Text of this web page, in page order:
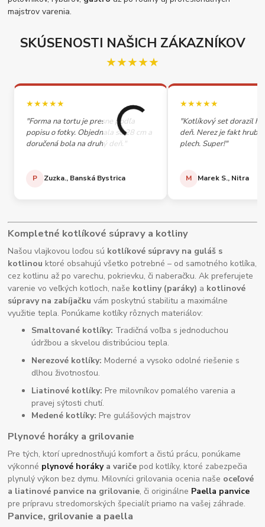
majstrov varenia.
SKÚSENOSTI NAŠICH ZÁKAZNÍKOV
★★★★★
★★★★★
"Forma na tortu je presne podľa
popisu o fotky. Objednala so 28 cm a
doručená bola na druhý deň."
P Zuzka., Banská Bystrica
★★★★★
"Kotlíkový set dorazil
deň. Nerez je fakt
plech. Super!"
M Marek S., Nitra
Kompletné kotlíkové súpravy a kotliny
Našou vlajkovou loďou sú kotlíkové súpravy na guláš s
kotlinou ktoré obsahujú všetko potrebné – od samotného kotlíka,
cez kotlinu až po varechu, pokrievku, či naberačku. Ak preferujete
varenie vo veľkých kotloch, naše kotliny (paráky) a kotlinové
súpravy na zabíjačku vám poskytnú stabilitu a maximálne
využitie tepla. Ponúkame kotlíky rôznych materiálov:
Smaltované kotlíky: Tradičná voľba s jednoduchou
údržbou a skvelou distribúciou tepla.
Nerezové kotlíky: Moderné a vysoko odolné riešenie s
dlhou životnosťou.
Liatinové kotlíky: Pre milovníkov pomalého varenia a
pravej sýtosti chutí.
Medené kotlíky: Pre gulášových majstrov
Plynové horáky a grilovanie
Pre tých, ktorí uprednostňujú komfort a čistú prácu, ponúkame
výkonné plynové horákya variče pod kotlíky, ktoré zabezpečia
plynulý výkon bez dymu. Milovníci grilovania ocenia naše oceľové
a liatinové panvice na grilovanie, či originálne Paella panvice
pre prípravu stredomorských špecialít priamo na vašej záhrade.
Panvice, grilovanie a paella